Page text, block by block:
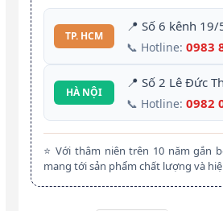
TP. HCM
📍 Số 6 kênh 19/
📞 Hotline: 0983
HÀ NỘI
📍 Số 2 Lê Đức
📞 Hotline: 0982
⭐ Với thâm niên trên 10 năm gắn
mang tới sản phẩm chất lượng và